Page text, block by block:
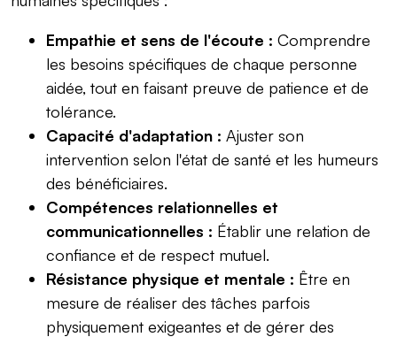
Empathie et sens de l'écoute : Comprendre
les besoins spécifiques de chaque personne
aidée, tout en faisant preuve de patience et de
tolérance.
Capacité d'adaptation : Ajuster son
intervention selon l'état de santé et les humeurs
des bénéficiaires.
Compétences relationnelles et
communicationnelles : Établir une relation de
confiance et de respect mutuel.
Résistance physique et mentale : Être en
mesure de réaliser des tâches parfois
physiquement exigeantes et de gérer des